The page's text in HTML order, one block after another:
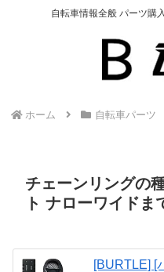
自転車情報全般 パーツ購
ホーム 自転車パーツ
チェーンリングの
ト ナローワイドま
[BURTLE] [